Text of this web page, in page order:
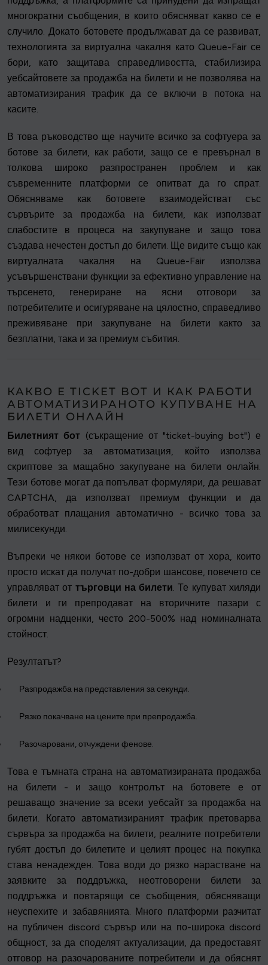
многократни съобщения, в които обясняват какво се е
случило. Докато ботовете продължават да се развиват,
технологията за виртуална чакалня като Queue-Fair се
бори, като защитава справедливостта, стабилизира
уебсайтовете за продажба на билети и не позволява на
автоматизирания трафик да се включи в потока на
касите.
В това ръководство ще научите всичко за софтуера за
ботове за билети, как работи, защо се е превърнал в
толкова широко разпространен проблем и как
съвременните платформи се опитват да го спрат.
Обясняваме как ботовете взаимодействат със
сървърите за продажба на билети, как използват
слабостите в процеса на закупуване и защо това
създава нечестен достъп до билети. Ще видите също как
виртуалната чакалня на Queue-Fair използва
усъвършенствани функции за ефективно управление на
търсенето, генериране на ясни отговори за
потребителите и осигуряване на цялостно, справедливо
преживяване при закупуване на билети както за
безплатни, така и за премиум събития.
КАКВО Е TICKET BOT И КАК РАБОТИ
АВТОМАТИЗИРАНОТО КУПУВАНЕ НА
БИЛЕТИ ОНЛАЙН
Билетният бот (съкращение от "ticket-buying bot") е
вид софтуер за автоматизация, който използва
скриптове за мащабно закупуване на билети онлайн.
Тези ботове могат да попълват формуляри, да решават
CAPTCHA, да използват премиум функции и да
обработват плащания автоматично - всичко това за
милисекунди.
Въпреки че някои ботове се използват от хора, които
просто искат да получат по-добри шансове, повечето се
управляват от търговци на билети. Те купуват хиляди
билети и ги препродават на вторичните пазари с
огромни надценки, често 200-500% над номиналната
стойност.
Резултатът?
Разпродажба на представления за секунди.
Рязко покачване на цените при препродажба.
Разочаровани, отчуждени фенове.
Това е тъмната страна на автоматизираната продажба
на билети - и защо контролът на ботовете е от
решаващо значение за всеки уебсайт за продажба на
билети. Когато автоматизираният трафик претоварва
сървъра за продажба на билети, реалните потребители
губят достъп до билетите и целият процес на покупка
става ненадежден. Това води до рязко нарастване на
заявките за поддръжка, неотговорени билети за
поддръжка и повтарящи се съобщения, обясняващи
неуспехите и забавянията. Много платформи разчитат
на публичен discord сървър или на по-широка discord
общност, за да споделят актуализации, да предоставят
отговор на разочарованите потребители и да обяснят